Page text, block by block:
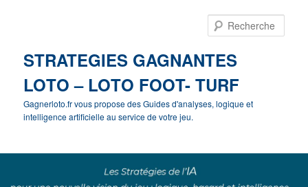
STRATEGIES GAGNANTES
LOTO – LOTO FOOT- TURF
Gagnerloto.fr vous propose des Guides d'analyses, logique et
intelligence artificielle au service de votre jeu.